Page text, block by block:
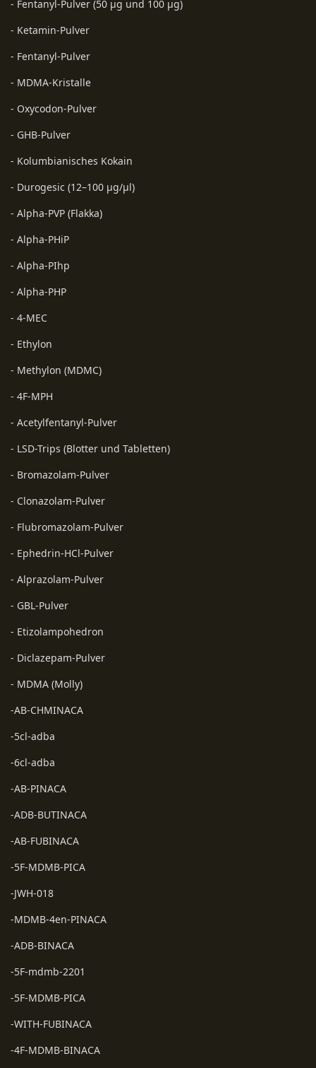
- Fentanyl-Pulver (50 µg und 100 µg)
- Ketamin-Pulver
- Fentanyl-Pulver
- MDMA-Kristalle
- Oxycodon-Pulver
- GHB-Pulver
- Kolumbianisches Kokain
- Durogesic (12–100 µg/µl)
- Alpha-PVP (Flakka)
- Alpha-PHiP
- Alpha-PIhp
- Alpha-PHP
- 4-MEC
- Ethylon
- Methylon (MDMC)
- 4F-MPH
- Acetylfentanyl-Pulver
- LSD-Trips (Blotter und Tabletten)
- Bromazolam-Pulver
- Clonazolam-Pulver
- Flubromazolam-Pulver
- Ephedrin-HCl-Pulver
- Alprazolam-Pulver
- GBL-Pulver
- Etizolampohedron
- Diclazepam-Pulver
- MDMA (Molly)
-AB-CHMINACA
-5cl-adba
-6cl-adba
-AB-PINACA
-ADB-BUTINACA
-AB-FUBINACA
-5F-MDMB-PICA
-JWH-018
-MDMB-4en-PINACA
-ADB-BINACA
-5F-mdmb-2201
-5F-MDMB-PICA
-WITH-FUBINACA
-4F-MDMB-BINACA